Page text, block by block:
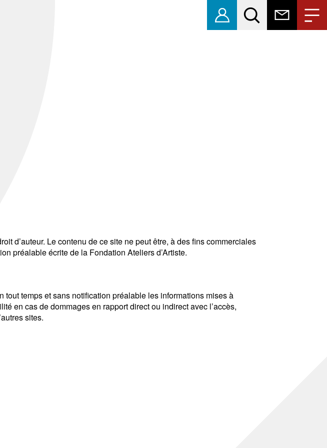
d’auteur. Le contenu de ce site ne peut être, à des fins commerciales
préalable écrite de la Fondation Ateliers d’Artiste.
tout temps et sans notification préalable les informations mises à
en cas de dommages en rapport direct ou indirect avec l’accès,
sites.